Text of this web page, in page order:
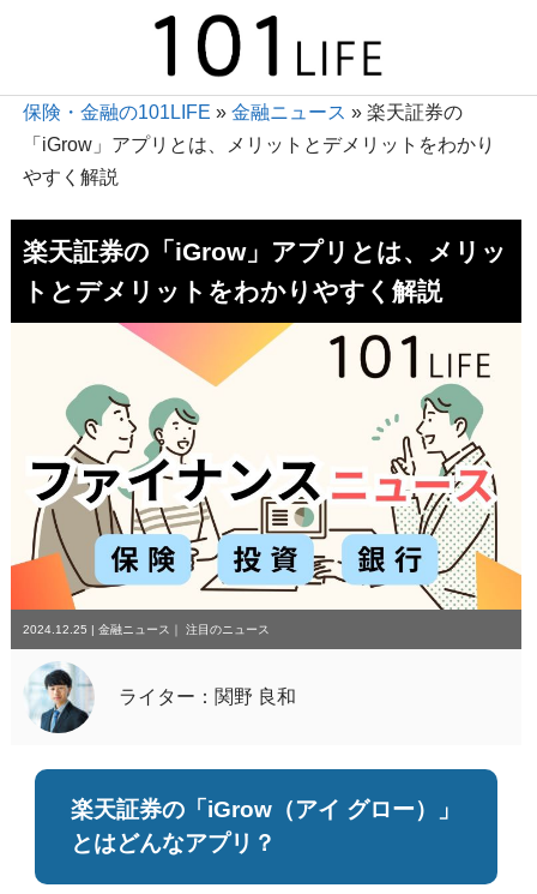
保険・金融の101LIFE » 金融ニュース » 楽天証券の
「iGrow」アプリとは、メリットとデメリットをわかり
やすく解説
楽天証券の「iGrow」アプリとは、メリッ
トとデメリットをわかりやすく解説
2024.12.25 | 金融ニュース ｜ 注目のニュース
ライター：関野 良和
楽天証券の「iGrow（アイ グロー）」
とはどんなアプリ？